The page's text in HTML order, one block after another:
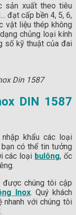
sản xuất theo tiêu
đạt cấp bền 4, 5, 6,
vật liệu thép không
chủng loại kính
số kỹ thuật của đai
Din 1587
DIN 1587
khẩu các loại
có thể tin tưởng
các loại bulông, ốc
chúng tôi cập
Inox. Quý khách
với chúng tôi